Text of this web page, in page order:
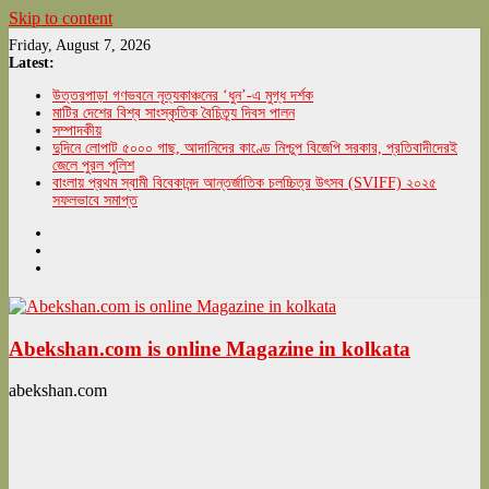
Skip to content
Friday, August 7, 2026
Latest:
উত্তরপাড়া গণভবনে নৃত্যকাঞ্চনের ‘ধুন’-এ মুগ্ধ দর্শক
মাটির দেশের বিশ্ব সাংস্কৃতিক বৈচিত্র্য দিবস পালন
সম্পাদকীয়
দুদিনে লোপাট ৫০০০ গাছ, আদানিদের কাণ্ডে নিশ্চুপ বিজেপি সরকার, প্রতিবাদীদেরই
জেলে পুরল পুলিশ
বাংলায় প্রথম স্বামী বিবেকানন্দ আন্তর্জাতিক চলচ্চিত্র উৎসব (SVIFF) ২০২৫
সফলভাবে সমাপ্ত
Abekshan.com is online Magazine in kolkata
abekshan.com